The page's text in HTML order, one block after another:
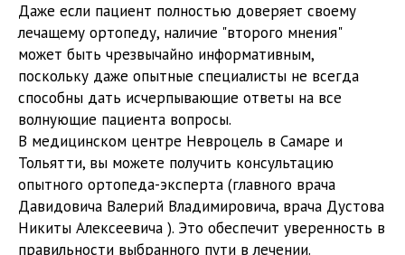
Даже если пациент полностью доверяет своему
лечащему ортопеду, наличие "второго мнения"
может быть чрезвычайно информативным,
поскольку даже опытные специалисты не всегда
способны дать исчерпывающие ответы на все
волнующие пациента вопросы.
В медицинском центре Невроцель в Самаре и
Тольятти, вы можете получить консультацию
опытного ортопеда-эксперта (главного врача
Давидовича Валерий Владимировича, врача Дустова
Никиты Алексеевича ). Это обеспечит уверенность в
правильности выбранного пути в лечении.